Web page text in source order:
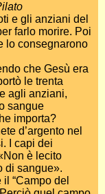
e gli anziani del
farlo morire. Poi
lo consegnarono
che Gesù era
le trenta
agli anziani,
sangue
importa?
d’argento nel
I capi dei
è lecito
di sangue».
“Campo del